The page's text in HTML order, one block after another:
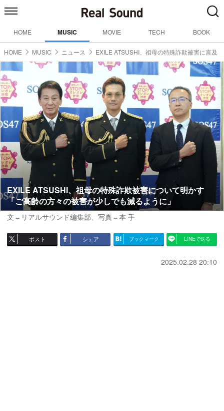
HOME MUSIC MOVIE TECH BOOK
HOME MUSIC ニュース EXILE ATSUSHI、祖母の特殊詐欺被害に言及
EXILE ATSUSHI、祖母の特殊詐欺被害について明かす
「ご高齢の方々の被害が少しでも減るように」
文＝リアルサウンド編集部、 写真＝本 手
ポスト シェア ブックマーク LINEで送る
2025.02.28 20:10